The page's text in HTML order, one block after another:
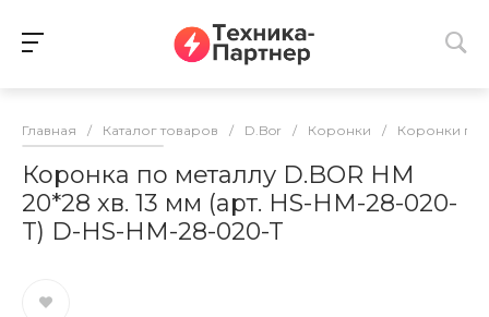
Главная / Каталог товаров / D.Bor / Коронки / Коронки по
Коронка по металлу D.BOR HM
20*28 хв. 13 мм (арт. HS-HM-28-020-
T) D-HS-HM-28-020-T